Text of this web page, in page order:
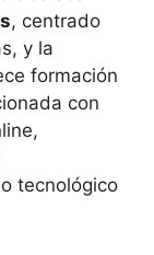
, centrado
y la
formación
con
tecnológico